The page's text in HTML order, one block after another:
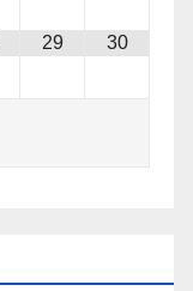
29 30